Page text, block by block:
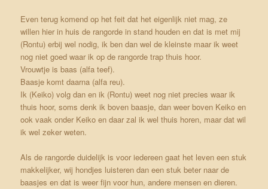
Even terug komend op het feit dat het eigenlijk niet mag, ze
willen hier in huis de rangorde in stand houden en dat is met mij
(Rontu) erbij wel nodig, ik ben dan wel de kleinste maar ik weet
nog niet goed waar ik op de rangorde trap thuis hoor.
Vrouwtje is baas (alfa teef).
Baasje komt daarna (alfa reu).
Ik (Keiko) volg dan en ik (Rontu) weet nog niet precies waar ik
thuis hoor, soms denk ik boven baasje, dan weer boven Keiko en
ook vaak onder Keiko en daar zal ik wel thuis horen, maar dat wil
ik wel zeker weten.
Als de rangorde duidelijk is voor iedereen gaat het leven een stuk
makkelijker, wij hondjes luisteren dan een stuk beter naar de
baasjes en dat is weer fijn voor hun, andere mensen en dieren.